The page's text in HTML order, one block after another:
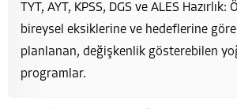
TYT, AYT, KPSS, DGS ve ALES Hazırlık:
bireysel eksiklerine ve hedeflerine
planlanan, değişkenlik gösterebilen
programlar.